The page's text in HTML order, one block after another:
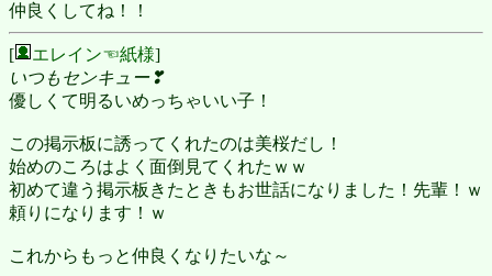
仲良くしてね！！
[ エレイン☜紙様]
いつもセンキュー❣
優しくて明るいめっちゃいい子！
この掲示板に誘ってくれたのは美桜だし！
始めのころはよく面倒見てくれたｗｗ
初めて違う掲示板きたときもお世話になりました！先輩！ｗ
頼りになります！ｗ
これからもっと仲良くなりたいな～